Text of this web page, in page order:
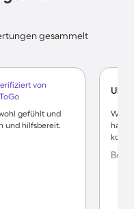
gesammelt
von
gefühlt und
und hilfsbereit.
Wir